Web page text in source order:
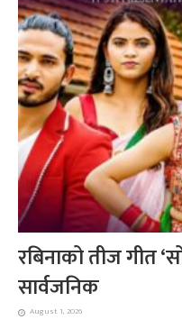
रबिनाको तीज गीत
सार्वजनिक
August 1, 2026